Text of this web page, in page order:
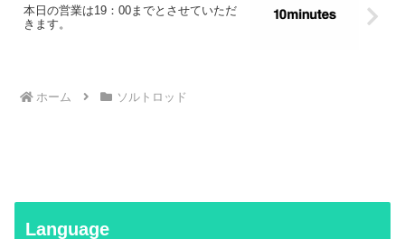
本日の営業は19：00までとさせていただ
きます。
ホーム ソルトロッド
Language